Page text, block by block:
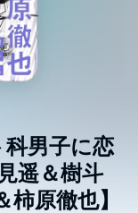
男子に恋
遥＆樹斗
原徹也】